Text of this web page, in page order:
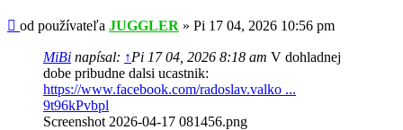
Príspevok
od používateľa JUGGLER » Pi 17 04, 2026 10:56 pm
MiBi napísal: ↑Pi 17 04, 2026 8:18 am V dohladnej
dobe pribudne dalsi ucastnik:
https://www.facebook.com/radoslav.valko ...
9t96kPvbpl
Screenshot 2026-04-17 081456.png